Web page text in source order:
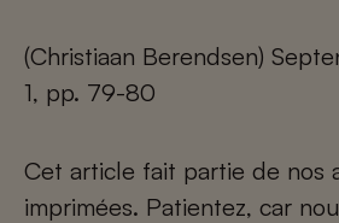
(Christiaan Berendsen)
1, pp. 79-80
Cet article fait partie de nos
imprimées. Patientez, car